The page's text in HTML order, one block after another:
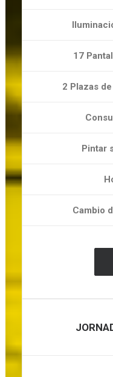
17
2 Plazas
Pintar
Cambio